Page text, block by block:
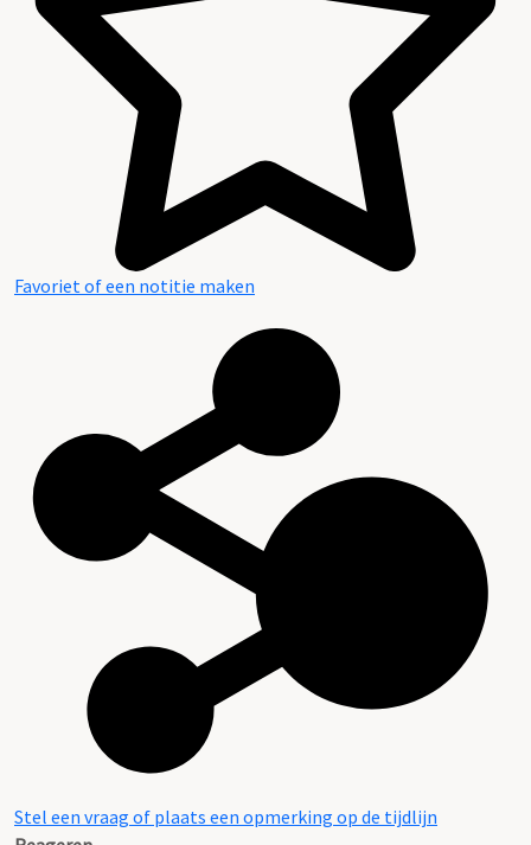
Favoriet of een notitie maken
Stel een vraag of plaats een opmerking op de tijdlijn